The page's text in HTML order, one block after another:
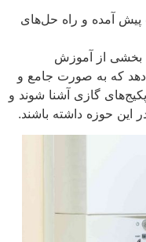
آمده و راه حل‌های
بخشی از آموزش
که به صورت جامع و
گازی آشنا شوند و
این حوزه داشته باشند.